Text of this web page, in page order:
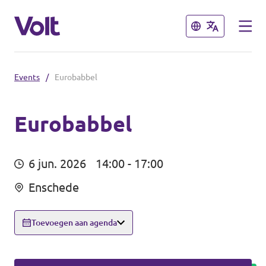
Sluiten
Afdelingen in de gemeenten
Volt Amsterdam
Volt Delft
Sluiten
Mensen
Events / Eurobabbel
Eurobabbel
6 jun. 2026
14:00 - 17:00
Enschede
Toevoegen aan agenda